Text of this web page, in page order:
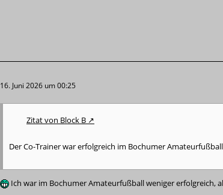
16. Juni 2026 um 00:25
Zitat von Block B
Der Co-Trainer war erfolgreich im Bochumer
Ich war im Bochumer Amateurfußball weniger erfolgreich,